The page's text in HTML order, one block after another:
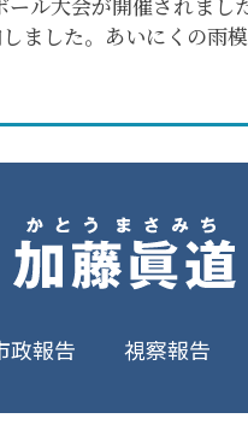
ました。あいにくの雨
政報告 視察報告